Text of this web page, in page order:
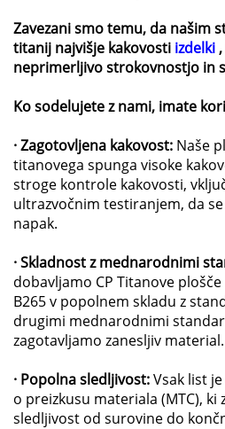
Zavezani smo temu, da našim
titanij najvišje kakovosti izdelki
neprimerljivo strokovnostjo in
Ko sodelujete z nami, imate
· Zagotovljena kakovost: Naše
titanovega spunga visoke
stroge kontrole kakovosti,
ultrazvočnim testiranjem, da
napak.
· Skladnost z mednarodnimi
dobavljamo CP Titanove
B265 v popolnem skladu z
drugimi mednarodnimi
zagotavljamo zanesljiv material.
· Popolna sledljivost:Vsak list
o preizkusu materiala (MTC),
sledljivost od surovine do